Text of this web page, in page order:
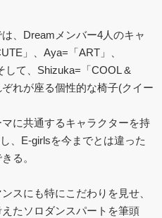
、Dreamメンバー4人のキャ
」、Aya=「ART」、
して、Shizuka=「COOL &
れが座る個性的な椅子(クイー
に共通するキャラクターを持
、E-girlsを今までとは違った
る。
スにも特にこだわりを見せ、
たソロダンスパートを筆頭